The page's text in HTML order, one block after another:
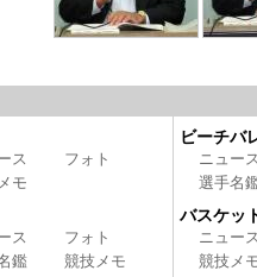
ス
フォト
モ
ス
フォト
鑑
競技メモ
ビーチバ
ニュース
選手名
バスケッ
ニュース
競技メ